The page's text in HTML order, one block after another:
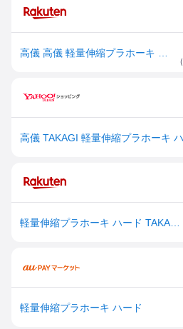
（
軽量伸縮プラホーキ ハード